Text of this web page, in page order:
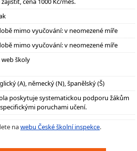
mimo vyučování: v neomezené míře
mimo vyučování: v neomezené míře
web školy
(A), německý (N), španělský (Š)
poskytuje systematickou podporu žákům
poruchami učení.
nawebu České školní inspekce.